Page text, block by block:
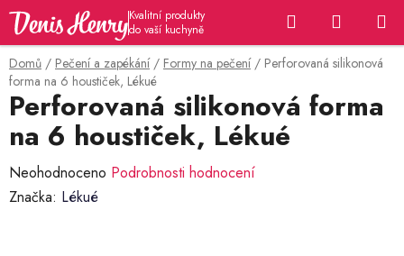
Přejít
obsah
Hledat
KOŠÍK
Domů / Pečení a zapékání / Formy na pečení / Perforovaná silikonová
forma na 6 houstiček, Lékué
Perforovaná silikonová forma
na 6 houstiček, Lékué
Průměrné
hodnocení
Neohodnoceno Podrobnosti hodnocení
Značka: Lékué